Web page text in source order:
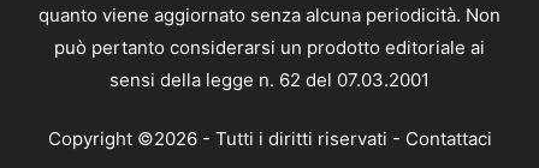
quanto viene aggiornato senza alcuna periodicità. Non
può pertanto considerarsi un prodotto editoriale ai
sensi della legge n. 62 del 07.03.2001
Copyright ©2026 - Tutti i diritti riservati - Contattaci